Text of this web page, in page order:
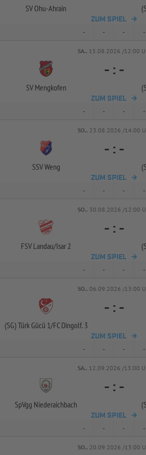
SV Ohu-Ahrain
ZUM SPIEL
- - - -
SA.. 15.08.2026 /12:00
SV Mengkofen
- : -
ZUM SPIEL
- - - -
SO.. 23.08.2026 /14:00
SSV Weng
- : -
ZUM SPIEL
- - - -
SO.. 30.08.2026 /12:00
FSV Landau/Isar 2
- : -
ZUM SPIEL
- - - -
SO.. 06.09.2026 /13:00
(SG) Türk Gücü 1/FC Dingolf. 3
- : -
ZUM SPIEL
- - - -
SA.. 12.09.2026 /13:00
SpVgg Niederaichbach
- : -
ZUM SPIEL
- - - -
SO.. 20.09.2026 /13:00